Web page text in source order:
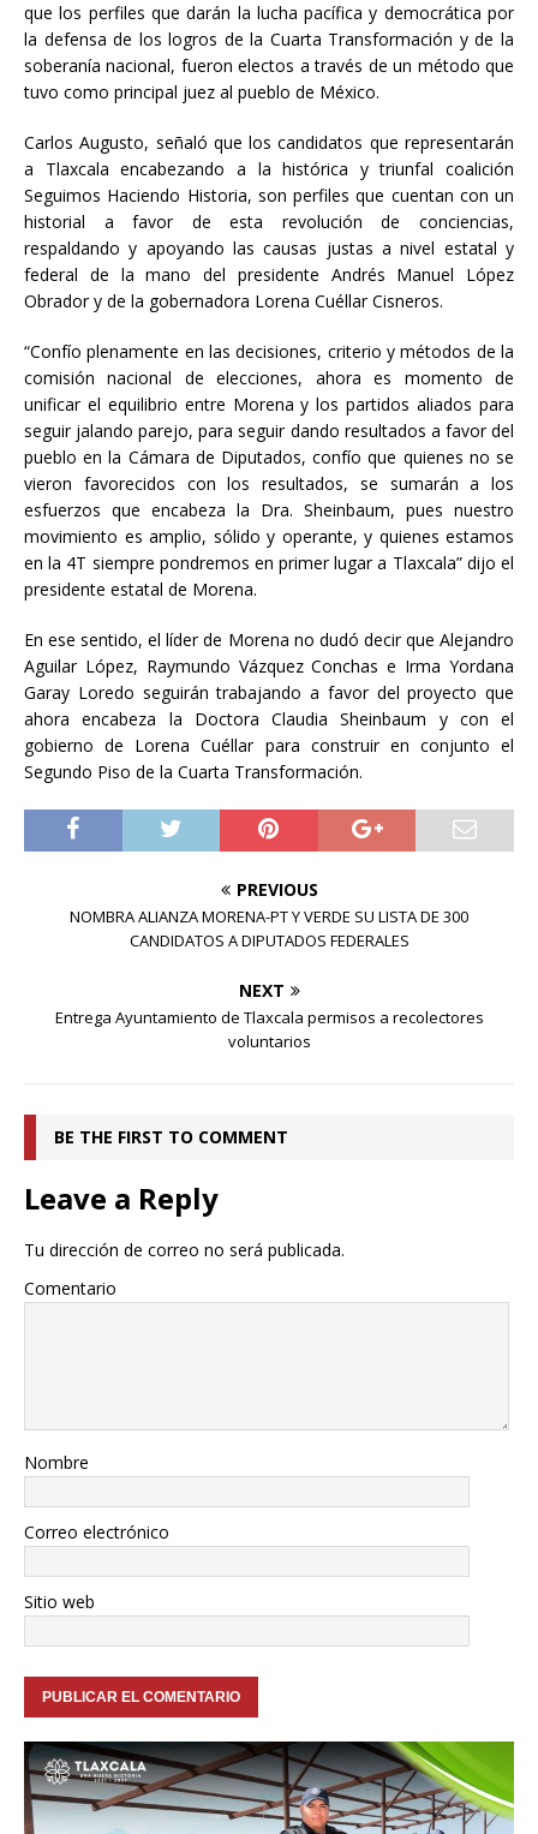
que los perfiles que darán la lucha pacífica y democrática por
la defensa de los logros de la Cuarta Transformación y de la
soberanía nacional, fueron electos a través de un método que
tuvo como principal juez al pueblo de México.
Carlos Augusto, señaló que los candidatos que representarán
a Tlaxcala encabezando a la histórica y triunfal coalición
Seguimos Haciendo Historia, son perfiles que cuentan con un
historial a favor de esta revolución de conciencias,
respaldando y apoyando las causas justas a nivel estatal y
federal de la mano del presidente Andrés Manuel López
Obrador y de la gobernadora Lorena Cuéllar Cisneros.
“Confío plenamente en las decisiones, criterio y métodos de la
comisión nacional de elecciones, ahora es momento de
unificar el equilibrio entre Morena y los partidos aliados para
seguir jalando parejo, para seguir dando resultados a favor del
pueblo en la Cámara de Diputados, confío que quienes no se
vieron favorecidos con los resultados, se sumarán a los
esfuerzos que encabeza la Dra. Sheinbaum, pues nuestro
movimiento es amplio, sólido y operante, y quienes estamos
en la 4T siempre pondremos en primer lugar a Tlaxcala” dijo el
presidente estatal de Morena.
En ese sentido, el líder de Morena no dudó decir que Alejandro
Aguilar López, Raymundo Vázquez Conchas e Irma Yordana
Garay Loredo seguirán trabajando a favor del proyecto que
ahora encabeza la Doctora Claudia Sheinbaum y con el
gobierno de Lorena Cuéllar para construir en conjunto el
Segundo Piso de la Cuarta Transformación.
PREVIOUS
NOMBRA ALIANZA MORENA-PT Y VERDE SU LISTA DE 300
CANDIDATOS A DIPUTADOS FEDERALES
NEXT
Entrega Ayuntamiento de Tlaxcala permisos a recolectores
voluntarios
BE THE FIRST TO COMMENT
Leave a Reply
Tu dirección de correo no será publicada.
Comentario
Nombre
Correo electrónico
Sitio web